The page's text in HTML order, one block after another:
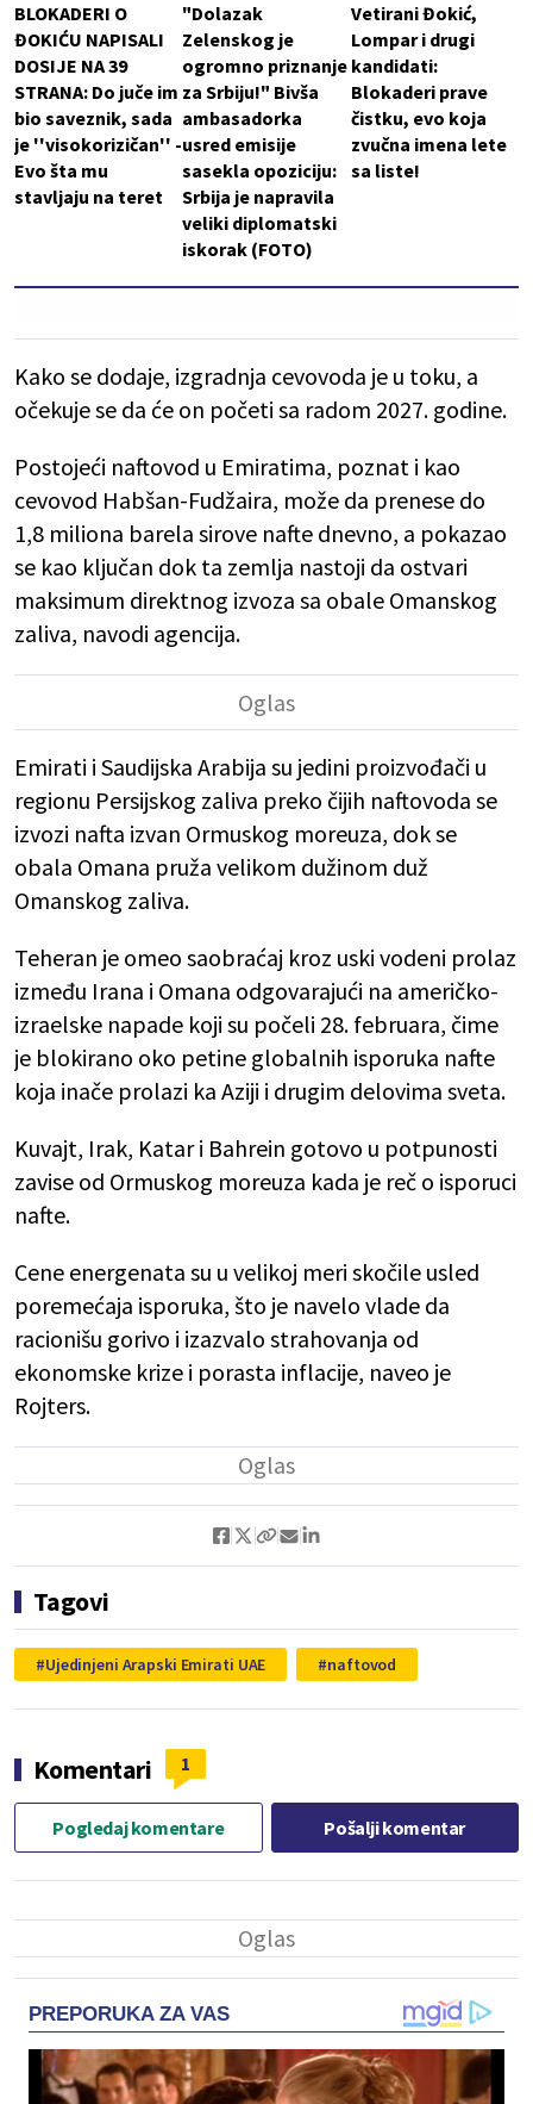
BLOKADERI O
ĐOKIĆU NAPISALI
DOSIJE NA 39
STRANA: Do juče im
bio saveznik, sada
je ''visokorizičan'' -
Evo šta mu
stavljaju na teret
"Dolazak
Zelenskog je
ogromno priznanje
za Srbiju!" Bivša
ambasadorka
usred emisije
sasekla opoziciju:
Srbija je napravila
veliki diplomatski
iskorak (FOTO)
Vetirani Đokić,
Lompar i drugi
kandidati:
Blokaderi prave
čistku, evo koja
zvučna imena lete
sa liste!
Kako se dodaje, izgradnja cevovoda je u toku, a
očekuje se da će on početi sa radom 2027. godine.
Postojeći naftovod u Emiratima, poznat i kao
cevovod Habšan-Fudžaira, može da prenese do
1,8 miliona barela sirove nafte dnevno, a pokazao
se kao ključan dok ta zemlja nastoji da ostvari
maksimum direktnog izvoza sa obale Omanskog
zaliva, navodi agencija.
Emirati i Saudijska Arabija su jedini proizvođači u
regionu Persijskog zaliva preko čijih naftovoda se
izvozi nafta izvan Ormuskog moreuza, dok se
obala Omana pruža velikom dužinom duž
Omanskog zaliva.
Teheran je omeo saobraćaj kroz uski vodeni prolaz
između Irana i Omana odgovarajući na američko-
izraelske napade koji su počeli 28. februara, čime
je blokirano oko petine globalnih isporuka nafte
koja inače prolazi ka Aziji i drugim delovima sveta.
Kuvajt, Irak, Katar i Bahrein gotovo u potpunosti
zavise od Ormuskog moreuza kada je reč o isporuci
nafte.
Cene energenata su u velikoj meri skočile usled
poremećaja isporuka, što je navelo vlade da
racionišu gorivo i izazvalo strahovanja od
ekonomske krize i porasta inflacije, naveo je
Rojters.
Tagovi
Ujedinjeni Arapski Emirati UAE naftovod
Komentari 1
Pogledaj komentare Pošalji komentar
PREPORUKA ZA VAS